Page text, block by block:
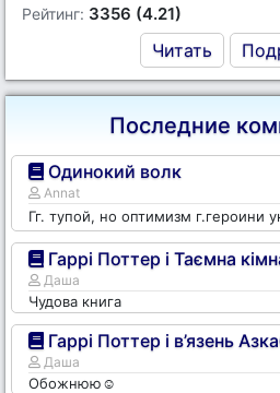
Рейтинг: 3356 (4.21)
Читать
Последние
Одинокий волк
Annat
Гг. тупой, но оптимизм г.героини
Гаррі Поттер і Таємна
Даша
Чудова книга
Гаррі Поттер і в’язень
Даша
Обожнюю☺️